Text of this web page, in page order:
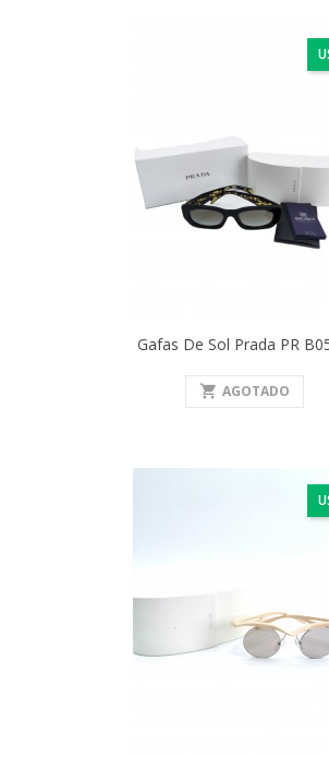
Gafas De Sol Prada PR
shopping_cart AGOTADO